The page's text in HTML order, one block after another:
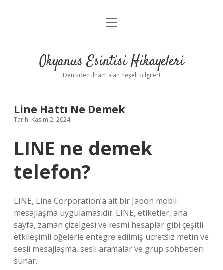
Anasayfa
Yasal Uyarı
menüyü
Okyanus Esintisi Hikayeleri
Denizden ilham alan neşeli bilgiler!
Line Hattı Ne Demek
Tarih: Kasım 2, 2024
LINE ne demek
telefon?
LINE, Line Corporation’a ait bir Japon mobil
mesajlaşma uygulamasıdır. LINE, etiketler, ana
sayfa, zaman çizelgesi ve resmi hesaplar gibi çeşitli
etkileşimli öğelerle entegre edilmiş ücretsiz metin ve
sesli mesajlaşma, sesli aramalar ve grup sohbetleri
sunar.